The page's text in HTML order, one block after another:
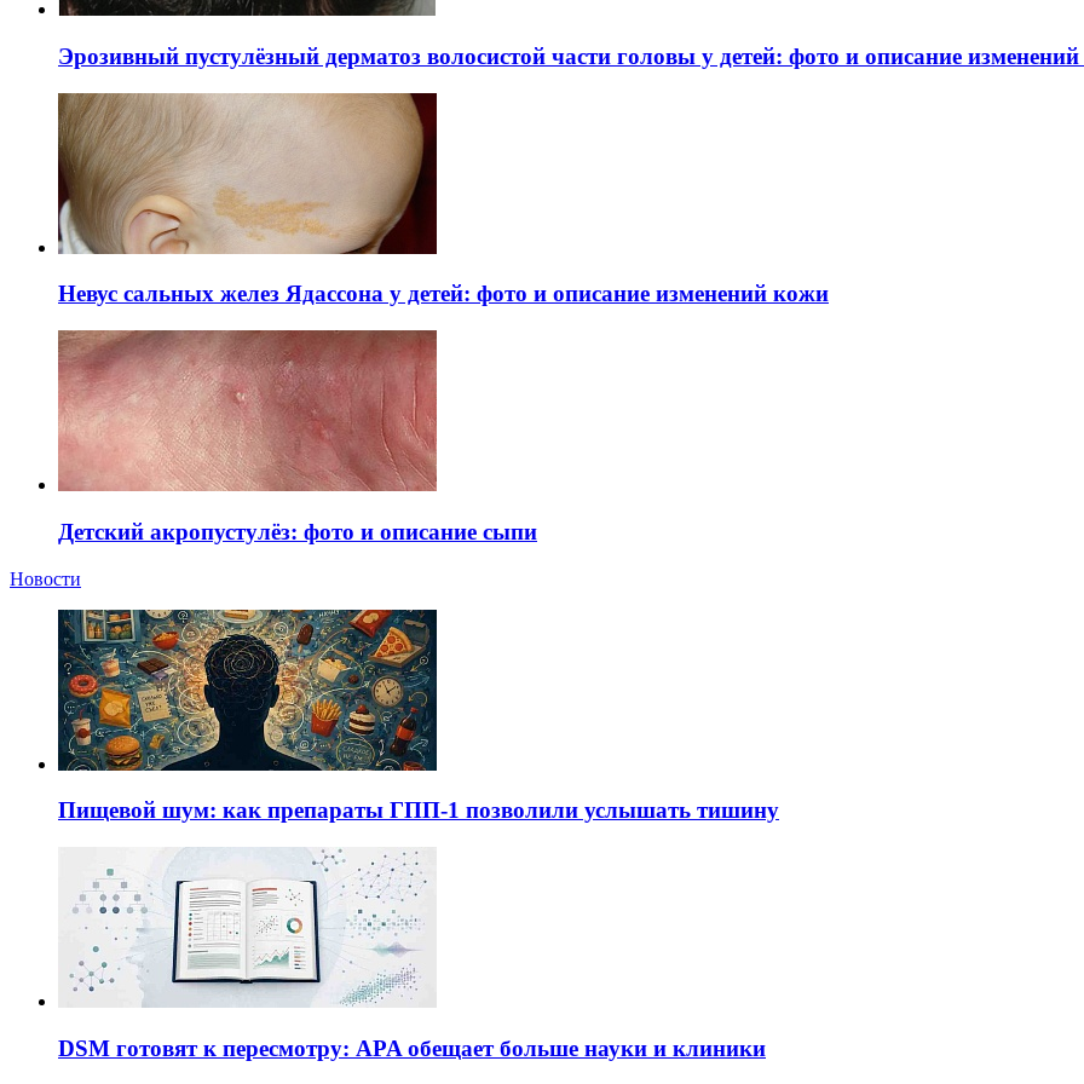
Эрозивный пустулёзный дерматоз волосистой части головы у детей: фото и описание
Невус сальных желез Ядассона у детей: фото и описание изменений кожи
Детский акропустулёз: фото и описание сыпи
Новости
Пищевой шум: как препараты ГПП-1 позволили услышать тишину
DSM готовят к пересмотру: APA обещает больше науки и клиники